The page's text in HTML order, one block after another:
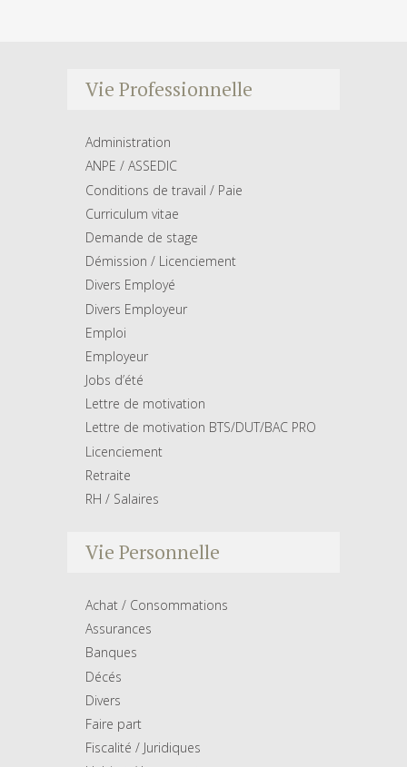
Vie Professionnelle
Administration
ANPE / ASSEDIC
Conditions de travail / Paie
Curriculum vitae
Demande de stage
Démission / Licenciement
Divers Employé
Divers Employeur
Emploi
Employeur
Jobs d’été
Lettre de motivation
Lettre de motivation BTS/DUT/BAC PRO
Licenciement
Retraite
RH / Salaires
Vie Personnelle
Achat / Consommations
Assurances
Banques
Décés
Divers
Faire part
Fiscalité / Juridiques